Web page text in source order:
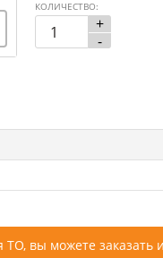
+
-
КОЛИЧЕСТВО:
вы можете заказать